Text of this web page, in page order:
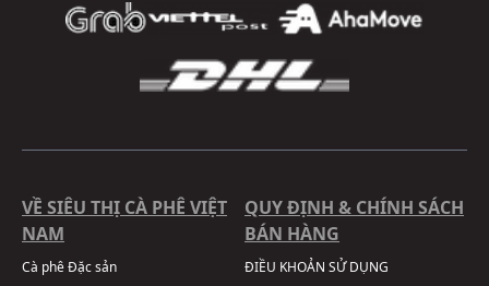
VỀ SIÊU THỊ CÀ PHÊ VIỆT
NAM
Cà phê Đặc sản
QUY ĐỊNH & CHÍNH SÁCH
BÁN HÀNG
ĐIỀU KHOẢN SỬ DỤNG